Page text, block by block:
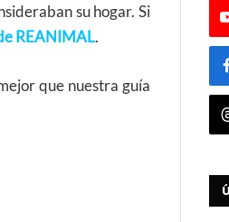
su hogar. Si
REANIMAL.
que nuestra guía